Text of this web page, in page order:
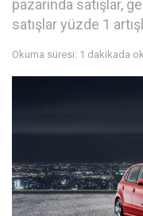
pazarında satışlar,
satışlar yüzde 1
Okuma süresi: 1 dakikada